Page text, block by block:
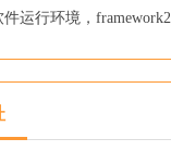
行环境，